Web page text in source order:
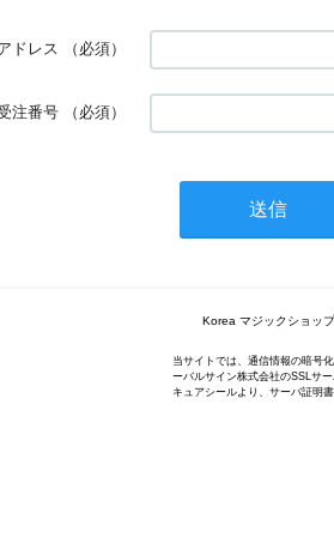
ドレス （必須）
注番号 （必須）
Korea マジックショップ
当サイトでは、通信情報の暗号
ーバルサイン株式会社のSSLサ
キュアシールより、サーバ証明